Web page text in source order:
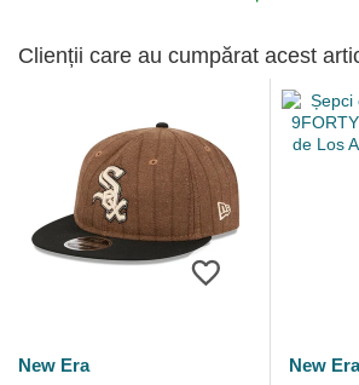
Clienții care au cumpărat acest
New Era
New Era